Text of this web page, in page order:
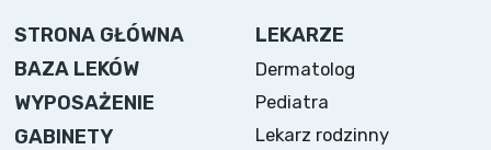
STRONA GŁÓWNA
BAZA LEKÓW
WYPOSAŻENIE
GABINETY
LEKARZE
Dermatolog
Pediatra
Lekarz rodzinny